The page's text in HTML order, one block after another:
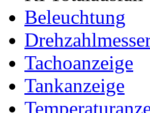
Beleuchtung
Tachoanzeige
Tankanzeige